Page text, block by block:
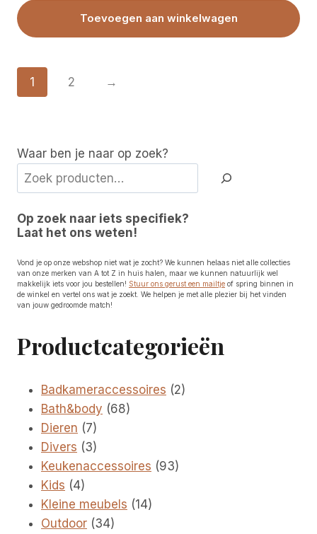
Toevoegen aan winkelwagen
1 2 →
Waar ben je naar op zoek?
Op zoek naar iets specifiek?
Laat het ons weten!
Vond je op onze webshop niet wat je zocht? We kunnen helaas niet alle collecties
van onze merken van A tot Z in huis halen, maar we kunnen natuurlijk wel
makkelijk iets voor jou bestellen! Stuur ons gerust een mailtje of spring binnen in
de winkel en vertel ons wat je zoekt. We helpen je met alle plezier bij het vinden
van jouw gedroomde match!
Productcategorieën
Badkameraccessoires 22
Bath&body 6868
Dieren 77
producten
Divers 33
producten
Keukenaccessoires 9393
Kids 44
producten
Kleine meubels 1414
Outdoor 3434